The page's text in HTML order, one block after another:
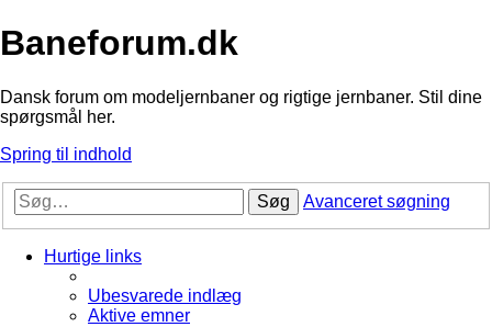
Baneforum.dk
Dansk forum om modeljernbaner og rigtige jernbaner. Stil dine
spørgsmål her.
Spring til indhold
Søg Avanceret søgning
Hurtige links
Ubesvarede indlæg
Aktive emner